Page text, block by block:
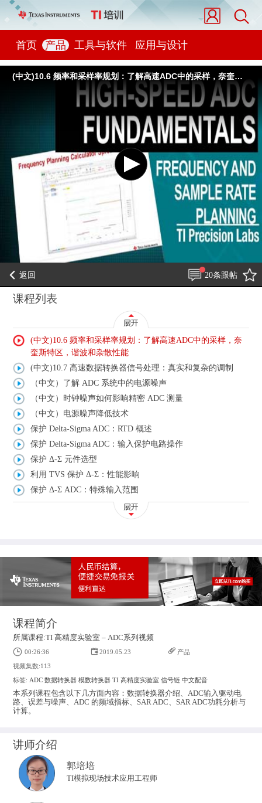
首页 产品 工具与软件 应用与设计
(中文)10.6 频率和采样率规划：了解高速ADC中的采样，奈奎斯特区，谐波和杂散性能
返回 20条跟帖
课程列表
(中文)10.6 频率和采样率规划：了解高速ADC中的采样，奈
奎斯特区，谐波和杂散性能
(中文)10.7 高速数据转换器信号处理：真实和复杂的调制
（中文）了解 ADC 系统中的电源噪声
（中文）时钟噪声如何影响精密 ADC 测量
（中文）电源噪声降低技术
保护 Delta-Sigma ADC：RTD 概述
保护 Delta-Sigma ADC：输入保护电路操作
保护 Δ-Σ 元件选型
利用 TVS 保护 Δ-Σ：性能影响
保护 Δ-Σ ADC：特殊输入范围
课程简介
所属课程:TI 高精度实验室 – ADC系列视频
00:26:36 2019.05.23
产品
视频集数:113
标签: ADC 数据转换器 模数转换器 TI 高精度实验室 信号链 中文配音
本系列课程包含以下几方面内容：数据转换器介绍、ADC输入驱动电
路、误差与噪声、ADC 的频域指标、SAR ADC、SAR ADC功耗分析与
计算。
讲师介绍
郭培培
TI模拟现场技术应用工程师